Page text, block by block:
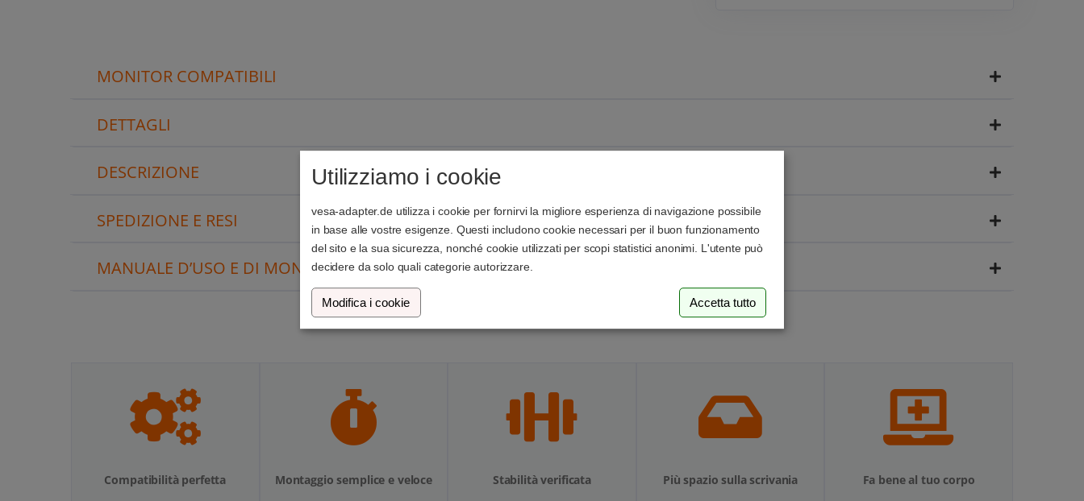
MONITOR COMPATIBILI
DETTAGLI
DESCRIZIONE
SPEDIZIONE E RESI
MANUALE D’USO E DI MONTAGGIO
Compatibilità perfetta Montaggio semplice e veloce Stabilità verificata Più spazio sulla scrivania Fa bene al tuo corpo
Utilizziamo i cookie
vesa-adapter.de utilizza i cookie per fornirvi la migliore esperienza di navigazione possibile
in base alle vostre esigenze. Questi includono cookie necessari per il buon funzionamento
del sito e la sua sicurezza, nonché cookie utilizzati per scopi statistici anonimi. L'utente può
decidere da solo quali categorie autorizzare.
Modifica i cookie Accetta tutto